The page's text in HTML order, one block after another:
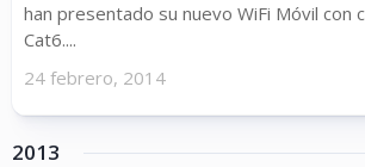
han presentado su nuevo WiFi Móvil con
Cat6....
24 febrero, 2014
2013